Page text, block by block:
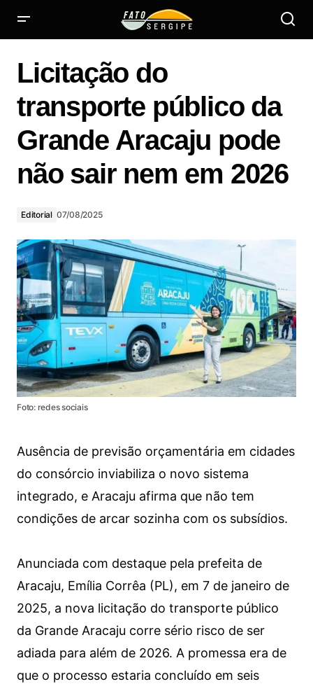
Licitação do transporte público da Grande Aracaju pode
não sair nem em 2026
em
pós-
Licitação do
transporte público da
Grande Aracaju pode
não sair nem em 2026
Editorial 07/08/2025
Foto: redes sociais
Ausência de previsão orçamentária em cidades
do consórcio inviabiliza o novo sistema
integrado, e Aracaju afirma que não tem
condições de arcar sozinha com os subsídios.
Anunciada com destaque pela prefeita de
Aracaju, Emília Corrêa (PL), em 7 de janeiro de
2025, a nova licitação do transporte público
da Grande Aracaju corre sério risco de ser
adiada para além de 2026. A promessa era de
que o processo estaria concluído em seis